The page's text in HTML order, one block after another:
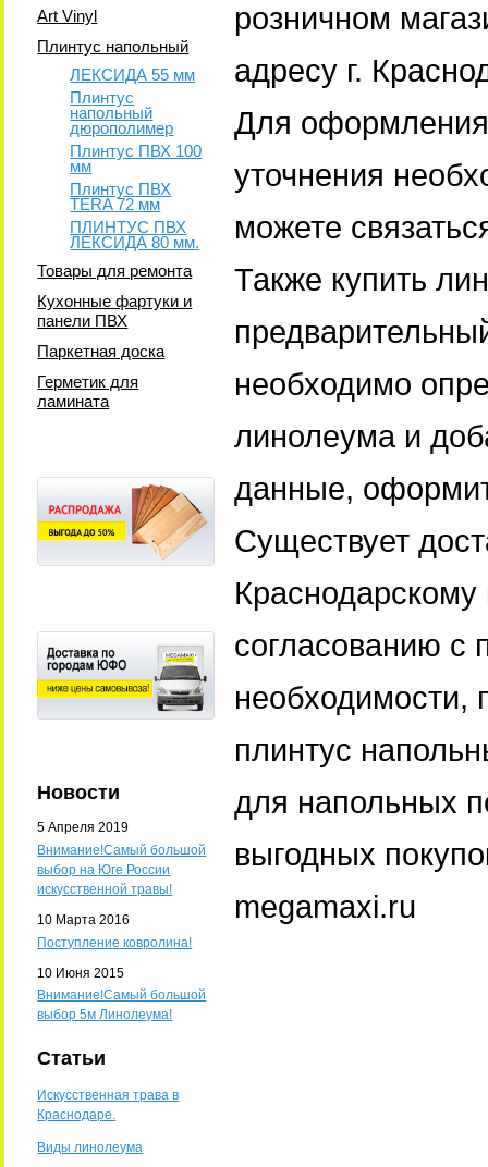
Art Vinyl
Плинтус напольный
ЛЕКСИДА 55 мм
Плинтус
напольный
дюрополимер
Плинтус ПВХ 100
мм
Плинтус ПВХ
TERA 72 мм
ПЛИНТУС ПВХ
ЛЕКСИДА 80 мм.
Товары для ремонта
Кухонные фартуки и
панели ПВХ
Паркетная доска
Герметик для
ламината
Новости
5 Апреля 2019
Внимание!Самый большой
выбор на Юге России
искусственной травы!
10 Марта 2016
Поступление ковролина!
10 Июня 2015
Внимание!Самый большой
выбор 5м Линолеума!
Статьи
Искусственная трава в
Краснодаре.
Виды линолеума
розничном
адресу г.
Для оформления
уточнения
можете
Также купить
необходимо
линолеума и
данные,
Существует
согласованию с
необходимости,
плинтус
для напольных
выгодных
megamaxi.ru